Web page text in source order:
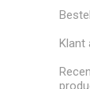
Klant